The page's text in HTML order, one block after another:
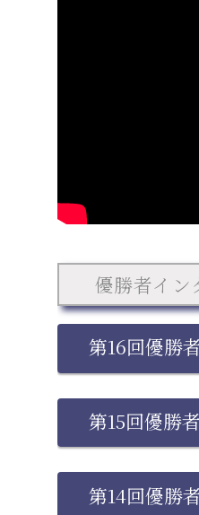
優勝者イン
第16回優勝
第15回優勝
第14回優勝